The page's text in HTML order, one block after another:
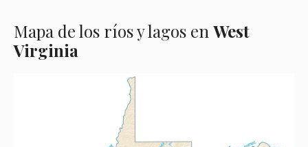
Mapa de los ríos y lagos en West
Virginia